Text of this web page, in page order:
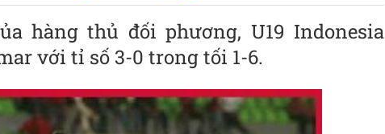
hàng thủ đối phương, U19 Indonesia
với tỉ số 3-0 trong tối 1-6.